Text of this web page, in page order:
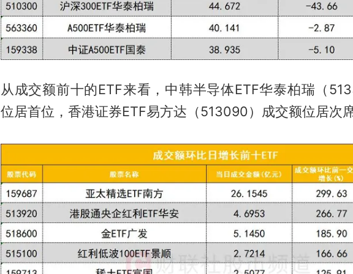
从成交额前十的ETF来看，中韩半导体ETF华泰柏瑞（
位居首位，香港证券ETF易方达（513090）成交额位居次